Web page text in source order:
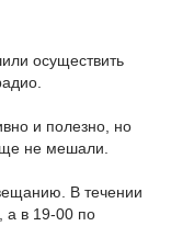
осуществить
и полезно, но
не мешали.
В течении
а в 19-00 по